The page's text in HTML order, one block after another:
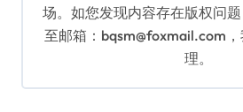
场。如您发现内容存在版权问
至邮箱：bqsm@foxmail.com
理。